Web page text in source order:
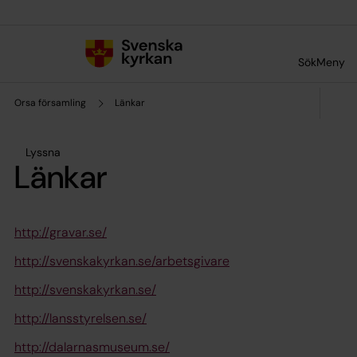
SökMeny
Orsa församling Länkar
Lyssna
Länkar
http://gravar.se/
http://svenskakyrkan.se/arbetsgivare
http://svenskakyrkan.se/
http://lansstyrelsen.se/
http://dalarnasmuseum.se/